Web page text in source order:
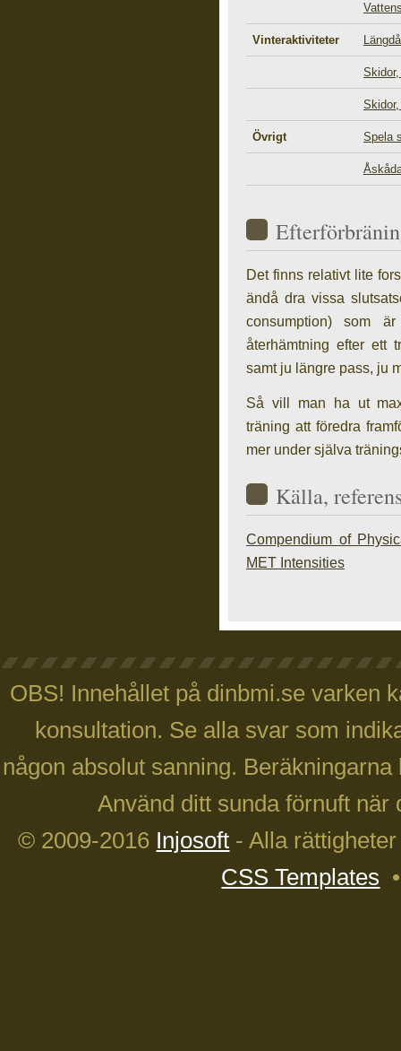
Vinteraktiviteter
Övrigt Spela
Det finns relativt lite
ändå dra vissa
consumption) som
återhämtning efter ett
samt ju längre pass, ju
Så vill man ha ut
träning att föredra
mer under själva
Källa,
Compendium of
MET Intensities
OBS! Innehållet på dinbmi.se varken
konsultation. Se alla svar som
någon absolut sanning.
Använd ditt sunda förnuft
© 2009-2016 Injosoft - Alla
CSS Templates